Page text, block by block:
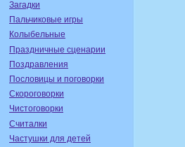
Загадки
Пальчиковые игры
Колыбельные
Праздничные сценарии
Поздравления
Пословицы и поговорки
Скороговорки
Чистоговорки
Считалки
Частушки для детей